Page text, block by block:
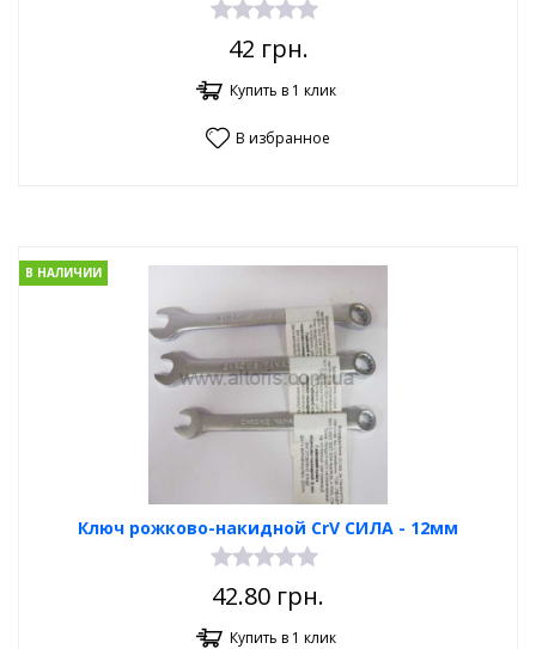
42 грн.
Купить в 1 клик
В избранное
Ключ рожково-накидной CrV СИЛА - 12мм
В НАЛИЧИИ
42.80 грн.
Купить в 1 клик